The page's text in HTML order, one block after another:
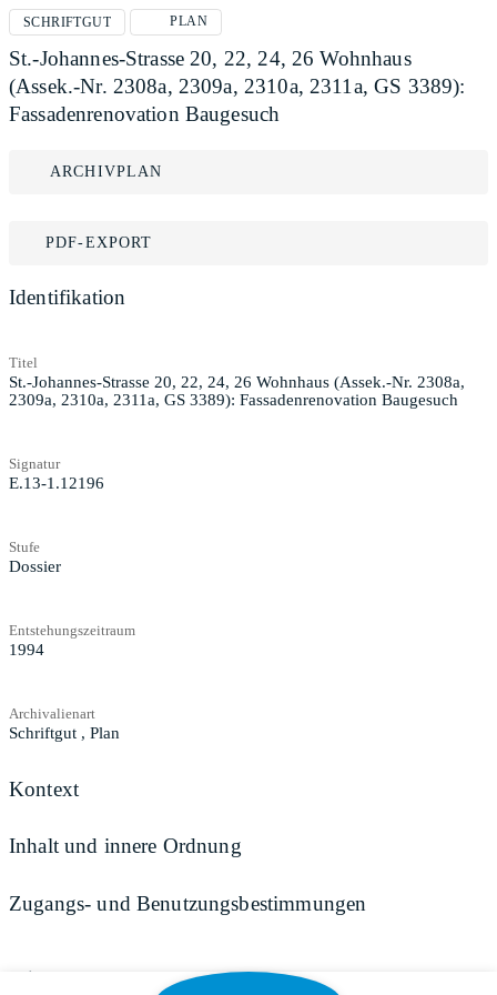
SCHRIFTGUT PLAN
St.-Johannes-Strasse 20, 22, 24, 26 Wohnhaus
(Assek.-Nr. 2308a, 2309a, 2310a, 2311a, GS 3389):
Fassadenrenovation Baugesuch
ARCHIVPLAN
PDF-EXPORT
Identifikation
Titel
St.-Johannes-Strasse 20, 22, 24, 26 Wohnhaus (Assek.-Nr. 2308a,
2309a, 2310a, 2311a, GS 3389): Fassadenrenovation Baugesuch
Signatur
E.13-1.12196
Stufe
Dossier
Entstehungszeitraum
1994
Archivalienart
Schriftgut , Plan
Kontext
Inhalt und innere Ordnung
Zugangs- und Benutzungsbestimmungen
Teilen